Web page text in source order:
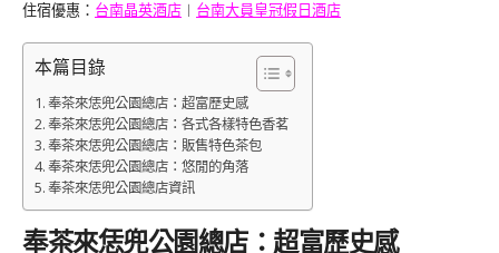
住宿優惠： 台南晶英酒店 ︱ 台南大員皇冠假日酒店
本篇目錄
奉茶來恁兜公園總店：超富歷史感
奉茶來恁兜公園總店：各式各樣特色香茗
奉茶來恁兜公園總店：販售特色茶包
奉茶來恁兜公園總店：悠閒的角落
奉茶來恁兜公園總店資訊
奉茶來恁兜公園總店：超富歷史感